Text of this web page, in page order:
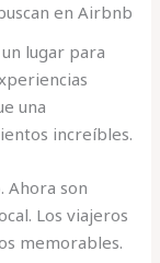
en Airbnb
lugar para
una
increíbles.
Ahora son
Los viajeros
memorables.